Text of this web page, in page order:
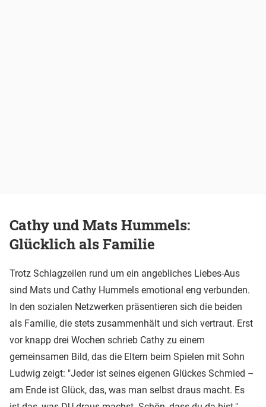
Cathy und Mats Hummels:
Glücklich als Familie
Trotz Schlagzeilen rund um ein angebliches Liebes-Aus
sind Mats und Cathy Hummels emotional eng verbunden.
In den sozialen Netzwerken präsentieren sich die beiden
als Familie, die stets zusammenhält und sich vertraut. Erst
vor knapp drei Wochen schrieb Cathy zu einem
gemeinsamen Bild, das die Eltern beim Spielen mit Sohn
Ludwig zeigt: "Jeder ist seines eigenen Glückes Schmied –
am Ende ist Glück, das, was man selbst draus macht. Es